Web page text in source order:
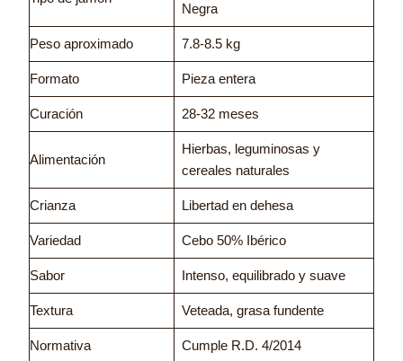
Negra
Peso aproximado 7.8-8.5 kg
Formato Pieza entera
Curación 28-32 meses
Alimentación
Hierbas, leguminosas y
cereales naturales
Crianza Libertad en dehesa
Variedad Cebo 50% Ibérico
Sabor Intenso, equilibrado y suave
Textura Veteada, grasa fundente
Normativa Cumple R.D. 4/2014